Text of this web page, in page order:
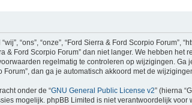
“ons”, “onze”, “Ford Sierra & Ford Scorpio
& Ford Scorpio Forum” dan niet langer. We hebben
regelmatig te controleren op wijzigingen.
dan ga je automatisch akkoord met de
onder de “GNU General Public License v2” (hierna
mogelijk. phpBB Limited is niet verantwoordelijk